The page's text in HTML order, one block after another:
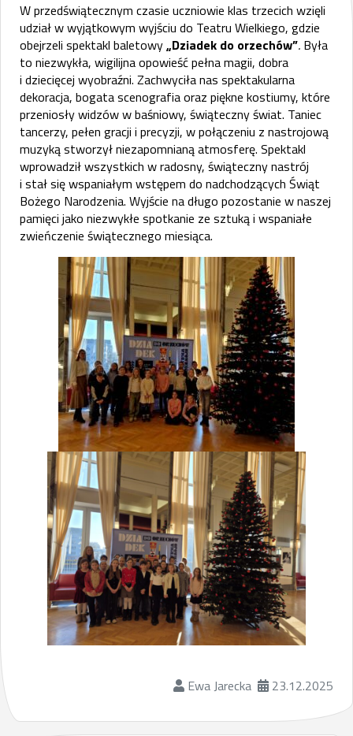
W przedświątecznym czasie uczniowie klas trzecich wzięli
udział w wyjątkowym wyjściu do Teatru Wielkiego, gdzie
obejrzeli spektakl baletowy„Dziadek do orzechów”. Była
to niezwykła, wigilijna opowieść pełna magii, dobra
i dziecięcej wyobraźni. Zachwyciła nas spektakularna
dekoracja, bogata scenografia oraz piękne kostiumy, które
przeniosły widzów w baśniowy, świąteczny świat. Taniec
tancerzy, pełen gracji i precyzji, w połączeniu z nastrojową
muzyką stworzył niezapomnianą atmosferę. Spektakl
wprowadził wszystkich w radosny, świąteczny nastrój
i stał się wspaniałym wstępem do nadchodzących Świąt
Bożego Narodzenia. Wyjście na długo pozostanie w naszej
pamięci jako niezwykłe spotkanie ze sztuką i wspaniałe
zwieńczenie świątecznego miesiąca.
Ewa Jarecka 23.12.2025